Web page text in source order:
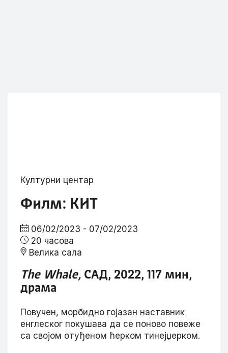
Културни центар
Филм: КИТ
06/02/2023 - 07/02/2023
20 часова
Велика сала
The Whale, САД, 2022, 117 мин,
драма
Повучен, морбидно гојазан наставник
енглеског покушава да се поново повеже
са својом отуђеном ћерком тинејџерком.